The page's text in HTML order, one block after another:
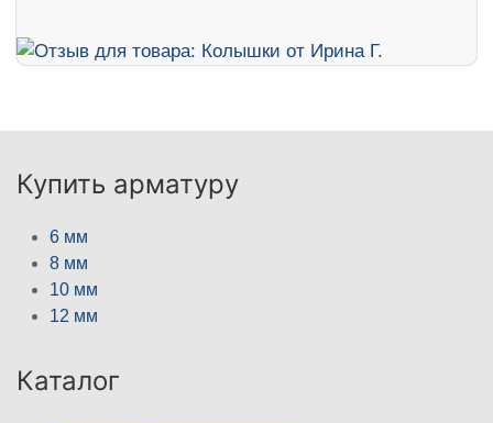
Купить арматуру
6 мм
8 мм
10 мм
12 мм
Каталог